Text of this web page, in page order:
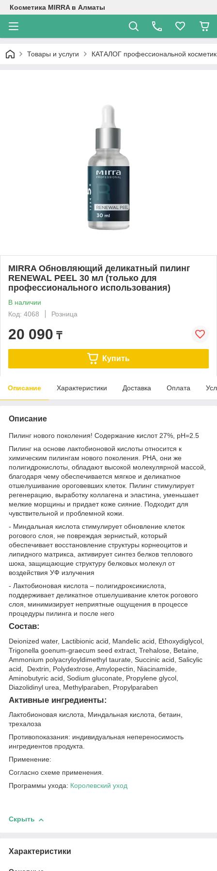
Косметика MIRRA в Алматы
Товары и услуги КАТАЛОГ профессиональной
MIRRA Обновляющий деликатный пилинг
RENEWAL PEEL 30 мл (только для
профессионального использования)
В наличии
Код: 4068
Розница
20 090 ₸
Купить
Описание Характеристики Доставка Оплата
Описание
Пилинг нового поколения! Содержание кислот 27%, pH=2.5
Пилинг на основе лактобионовой кислоты относится к
химическим пилингам нового поколения. PHA, они же
полигидрокислоты, обладают высокой молекулярной массой,
благодаря чему обеспечивается мягкое и деликатное
отшелушивание ороговевших клеток. Пилинг стимулирует
регенерацию, выработку коллагена и эластина, уменьшает
мелкие морщины и придает коже сияние. Подходит для
чувствительной и проблемной кожи.
- Миндальная кислота стимулирует обновление клеток
рогового слоя, не повреждая зернистый, который
обеспечивает восстановление структуры корнеоцитов и
липидного матрикса, активирует синтез белков теплового
шока, защищающие структуру белковых молекул от
воздействия УФ излучения
- Лактобионовая кислота – полигидроксикислота,
поддерживает деликатное отшелушивание клеток рогового
слоя, минимизирует неприятные ощущения в процессе
процедуры пилинга и после него
Состав:
Deionized water, Lactibionic acid, Mandelic acid, Ethoxydiglycol,
Trigonella goenum-graecum seed extract, Trehalose, Betaine,
Ammonium polyacryloyldimethyl taurate, Succinic acid, Salicylic
acid, Dextrin, Polydextrose, Amylopectin, Niacinamide,
Aminobutyric acid, Sodium gluconate, Propylene glycol,
Diazolidinyl urea, Methylparaben, Propylparaben
Активные ингредиенты:
Лактобионовая кислота, Миндальная кислота, бетаин,
трехалоза
Противопоказания: индивидуальная непереносимость
ингредиентов продукта.
Применение:
Согласно схеме применения.
Программы ухода: Королевский уход
Скрыть
Характеристики